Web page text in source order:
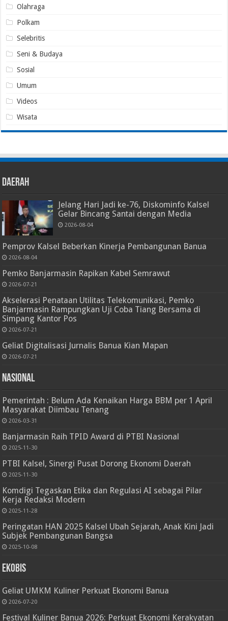
Olahraga
Polkam
Selebritis
Seni & Budaya
Sosial
Umum
Videos
Wisata
Daerah
Jelang Hari Jadi ke-76, Diskominfo Kalsel
Gelar Bincang Santai dengan Media
2026-08-04
Pemprov Kalsel Beberkan Kinerja Pembangunan Banua
2026-08-04
Pemko Banjarmasin Rapikan Kabel Semrawut
2026-07-21
Akselerasi Penataan Utilitas Telekomunikasi, Pemko
Banjarmasin Rampungkan Uji Coba Tiang Bersama di
Simpang Kantor Pos
2026-07-21
Geliat Digitalisasi Jurnalis Banua Kian Mapan
2026-07-21
Nasional
Pemerintah : Belum Ada Kenaikan Harga BBM per 1 April
Masyarakat Diimbau Tenang
2026-03-31
Banjarmasin Raih TPID Award di PTBI Nasional
2025-11-30
PTBI Kalsel, Sinergi Pusat Dorong Ekonomi Daerah
2025-11-30
Komdigi Tegaskan Etika dan Regulasi AI sebagai Pilar
Kerja Redaksi Modern
2025-11-28
Peringatan HAN 2025 Kalsel Ubah Sejarah, Anak Kini Jadi
Subjek Pembangunan Bangsa
2025-10-08
Ekobis
Geliat UMKM Kuliner Perkuat Ekonomi Banua
2026-07-20
Festival Kuliner Banua 2026: Perkuat Ekonomi Kerakyatan